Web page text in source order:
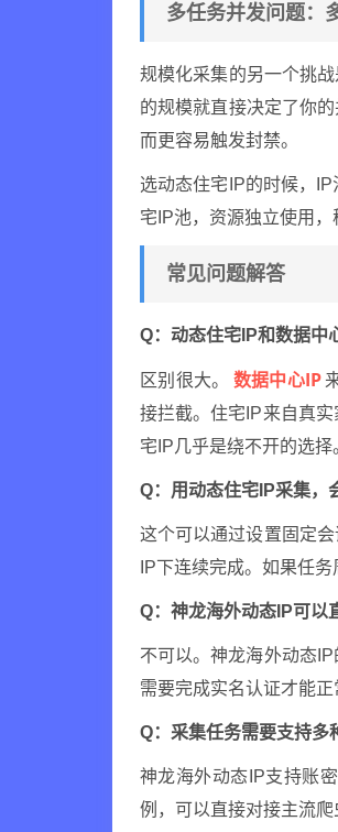
多任务并发问题：
规模化采集的另一个挑
的规模就直接决定了你
而更容易触发封禁。
选动态住宅IP的时候，
宅IP池，资源独立使用
常见问题解答
Q：动态住宅IP和数据中
区别很大。 数据中心IP
接拦截。住宅IP来自真
宅IP几乎是绕不开的选择
Q：用动态住宅IP采集，
这个可以通过设置固定
IP下连续完成。如果任
Q：神龙海外动态IP可以
不可以。神龙海外动态
需要完成实名认证才能正
Q：采集任务需要支持多
神龙海外动态IP支持账
例，可以直接对接主流爬